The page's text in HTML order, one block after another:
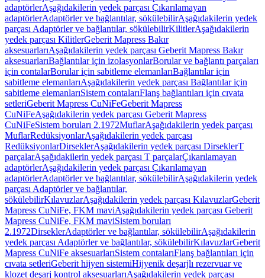
adaptörlerAşağıdakilerin yedek parçası Çıkarılamayan
adaptörlerAdaptörler ve bağlantılar, sökülebilirAşağıdakilerin yedek
parçası Adaptörler ve bağlantılar, sökülebilirKilitlerAşağıdakilerin
yedek parçası KilitlerGeberit Mapress Bakır
aksesuarlarıAşağıdakilerin yedek parçası Geberit Mapress Bakır
aksesuarlarıBağlantılar için izolasyonlarBorular ve bağlantı parçaları
için contalarBorular için sabitleme elemanlarıBağlantılar için
sabitleme elemanlarıAşağıdakilerin yedek parçası Bağlantılar için
sabitleme elemanlarıSistem contalarıFlanş bağlantıları için cıvata
setleriGeberit Mapress CuNiFeGeberit Mapress
CuNiFeAşağıdakilerin yedek parçası Geberit Mapress
CuNiFeSistem boruları 2.1972MuflarAşağıdakilerin yedek parçası
MuflarRedüksiyonlarAşağıdakilerin yedek parçası
RedüksiyonlarDirseklerAşağıdakilerin yedek parçası DirseklerT
parçalarAşağıdakilerin yedek parçası T parçalarÇıkarılamayan
adaptörlerAşağıdakilerin yedek parçası Çıkarılamayan
adaptörlerAdaptörler ve bağlantılar, sökülebilirAşağıdakilerin yedek
parçası Adaptörler ve bağlantılar,
sökülebilirKılavuzlarAşağıdakilerin yedek parçası KılavuzlarGeberit
Mapress CuNiFe, FKM maviAşağıdakilerin yedek parçası Geberit
Mapress CuNiFe, FKM maviSistem boruları
2.1972DirseklerAdaptörler ve bağlantılar, sökülebilirAşağıdakilerin
yedek parçası Adaptörler ve bağlantılar, sökülebilirKılavuzlarGeberit
Mapress CuNiFe aksesuarlarıSistem contalarıFlanş bağlantıları için
cıvata setleriGeberit hijyen sistemiHijyenik deşarjlı rezervuar ve
klozet deşarj kontrol aksesuarlarıAşağıdakilerin yedek parçası